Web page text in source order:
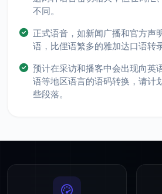
不同。
正式语音，如新闻广播和官方声
语，比俚语繁多的雅加达口语转
预计在采访和播客中会出现向英
语等地区语言的语码转换，请计
些段落。